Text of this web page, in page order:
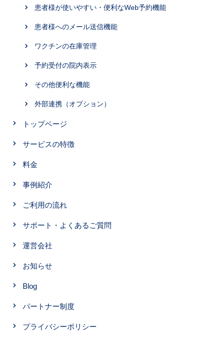
患者様が使いやすい・便利なWeb予約機能
患者様へのメール送信機能
ワクチンの在庫管理
予約受付の院内表示
その他便利な機能
外部連携（オプション）
トップページ
サービスの特徴
料金
事例紹介
ご利用の流れ
サポート・よくあるご質問
運営会社
お知らせ
Blog
パートナー制度
プライバシーポリシー